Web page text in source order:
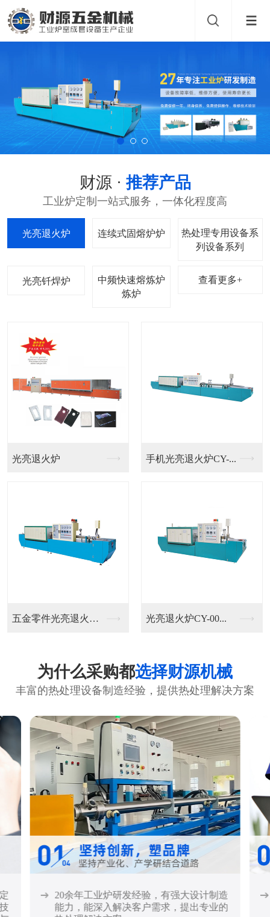
财源 ·推荐产品
工业炉定制一站式服务，一体化程度高
光亮退火炉 连续式固熔炉
热处理专用设备系
列
光亮钎焊炉 中频快速熔炼炉 查看更多+
光亮退火炉 手机光亮退火炉CY-...
五金零件光亮退火炉C... 光亮退火炉CY-00...
为什么采购都选择财源机械
丰富的热处理设备制造经验，提供热处理解决方案
20余年工业炉研发经验，有强大设计制造
能力，能深入解决客户需求，提出专业的